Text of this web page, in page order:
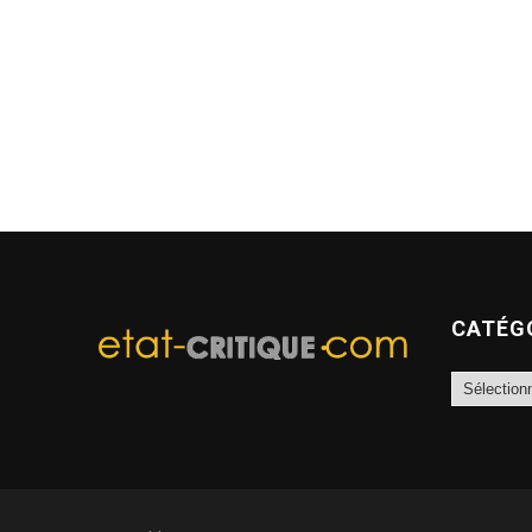
Catégories